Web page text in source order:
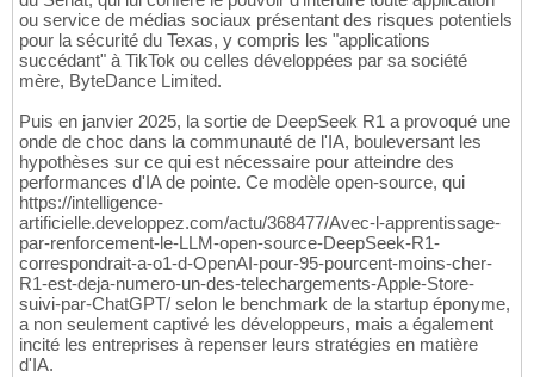
ou service de médias sociaux présentant des risques potentiels
pour la sécurité du Texas, y compris les "applications
succédant" à TikTok ou celles développées par sa société
mère, ByteDance Limited.
Puis en janvier 2025, la sortie de DeepSeek R1 a provoqué une
onde de choc dans la communauté de l'IA, bouleversant les
hypothèses sur ce qui est nécessaire pour atteindre des
performances d'IA de pointe. Ce modèle open-source, qui
https://intelligence-
artificielle.developpez.com/actu/368477/Avec-l-apprentissage-
par-renforcement-le-LLM-open-source-DeepSeek-R1-
correspondrait-a-o1-d-OpenAI-pour-95-pourcent-moins-cher-
R1-est-deja-numero-un-des-telechargements-Apple-Store-
suivi-par-ChatGPT/ selon le benchmark de la startup éponyme,
a non seulement captivé les développeurs, mais a également
incité les entreprises à repenser leurs stratégies en matière
d'IA.